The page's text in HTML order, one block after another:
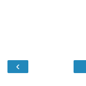
‹